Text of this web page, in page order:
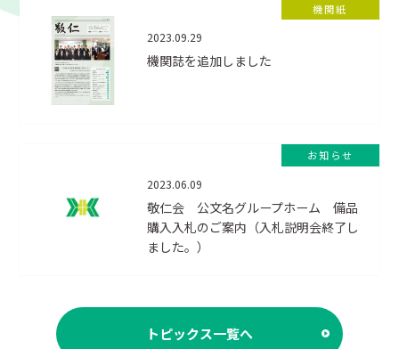
機関紙
2023.09.29
機関誌を追加しました
お知らせ
2023.06.09
敬仁会 公文名グループホーム 備品
購入入札のご案内（入札説明会終了し
ました。）
トピックス一覧へ